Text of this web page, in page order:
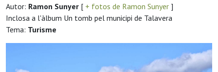
Autor: Ramon Sunyer [ + fotos de Ramon Sunyer ]
Inclosa a l'àlbum Un tomb pel municipi de Talavera
Tema: Turisme